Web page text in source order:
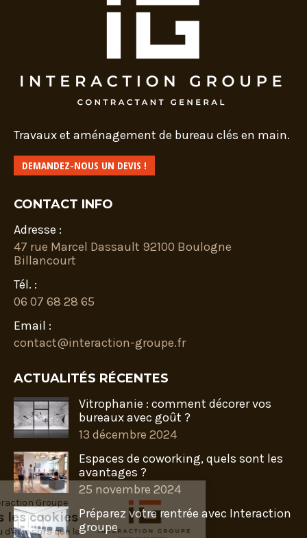
chez Interaction Groupe
sommes les cookies
avons attendu d'être sûrs que le
Travaux et aménagement de bureau clés en main.
DEMANDEZ-NOUS UN DEVIS !
CONTACT INFO
Adresse :
47 rue Marcel Dassault 92100 Boulogne
Billancourt
Tél. :
06 07 68 28 65
Email :
contact@interaction-groupe.fr
ACTUALITÉS RÉCENTES
Vitrophanie : comment décorer vos
bureaux avec goût ?
13 décembre 2024
Espaces de coworking, quels sont les
avantages ?
25 novembre 2024
Préparez votre rentrée avec Interaction
groupe